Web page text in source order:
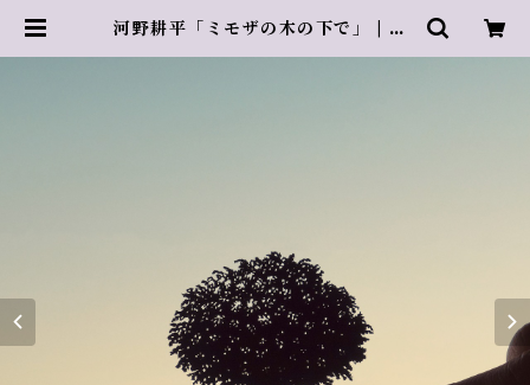
河野耕平「ミモザの木の下で」 | Az